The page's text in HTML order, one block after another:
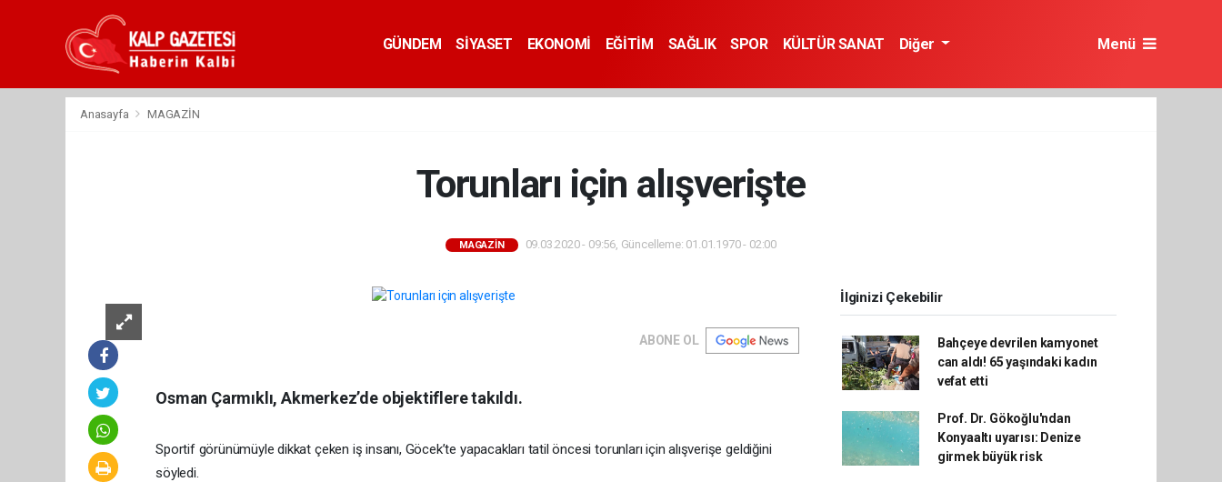
GÜNDEM SİYASET EKONOMİ EĞİTİM SAĞLIK SPOR KÜLTÜR SANAT Diğer Menü
Anasayfa MAGAZİN
Torunları için alışverişte
MAGAZİN 09.03.2020 - 09:56, Güncelleme: 01.01.1970 - 02:00
ABONE OL
Osman Çarmıklı, Akmerkez’de objektiflere takıldı.
Sportif görünümüyle dikkat çeken iş insanı, Göcek’te yapacakları tatil öncesi torunları için alışverişe geldiğini
söyledi.
İlginizi Çekebilir
Bahçeye devrilen kamyonet
can aldı! 65 yaşındaki kadın
vefat etti
Prof. Dr. Gökoğlu'ndan
Konyaaltı uyarısı: Denize
girmek büyük risk